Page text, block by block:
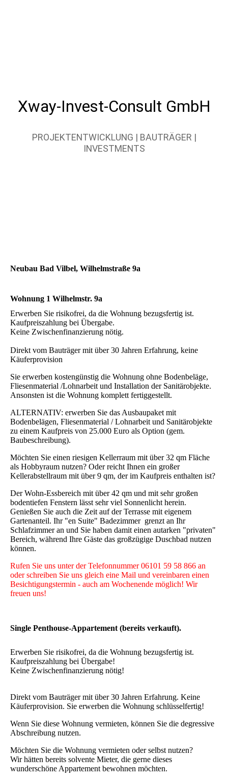
Xway-Invest-Consult GmbH
PROJEKTENTWICKLUNG | BAUTRÄGER |
INVESTMENTS
Neubau Bad Vilbel, Wilhelmstraße 9a
Wohnung 1 Wilhelmstr. 9a
Erwerben Sie risikofrei, da die Wohnung bezugsfertig ist.
Kaufpreiszahlung bei Übergabe.
Keine Zwischenfinanzierung nötig.
Direkt vom Bauträger mit über 30 Jahren Erfahrung, keine
Käuferprovision
Sie erwerben kostengünstig die Wohnung ohne Bodenbeläge,
Fliesenmaterial /Lohnarbeit und Installation der Sanitärobjekte.
Ansonsten ist die Wohnung komplett fertiggestellt.
ALTERNATIV: erwerben Sie das Ausbaupaket mit
Bodenbelägen, Fliesenmaterial / Lohnarbeit und Sanitärobjekte
zu einem Kaufpreis von 25.000 Euro als Option (gem.
Baubeschreibung).
Möchten Sie einen riesigen Kellerraum mit über 32 qm Fläche
als Hobbyraum nutzen? Oder reicht Ihnen ein großer
Kellerabstellraum mit über 9 qm, der im Kaufpreis enthalten ist?
Der Wohn-Essbereich mit über 42 qm und mit sehr großen
bodentiefen Fenstern lässt sehr viel Sonnenlicht herein.
Genießen Sie auch die Zeit auf der Terrasse mit eigenem
Gartenanteil. Ihr "en Suite" Badezimmer grenzt an Ihr
Schlafzimmer an und Sie haben damit einen autarken "privaten"
Bereich, während Ihre Gäste das großzügige Duschbad nutzen
können.
Rufen Sie uns unter der Telefonnummer 06101 59 58 866 an
oder schreiben Sie uns gleich eine Mail und vereinbaren einen
Besichtigungstermin - auch am Wochenende möglich! Wir
freuen uns!
Single Penthouse-Appartement (bereits verkauft).
Erwerben Sie risikofrei, da die Wohnung bezugsfertig ist.
Kaufpreiszahlung bei Übergabe!
Keine Zwischenfinanzierung nötig!
Direkt vom Bauträger mit über 30 Jahren Erfahrung. Keine
Käuferprovision. Sie erwerben die Wohnung schlüsselfertig!
Wenn Sie diese Wohnung vermieten, können Sie die degressive
Abschreibung nutzen.
Möchten Sie die Wohnung vermieten oder selbst nutzen?
Wir hätten bereits solvente Mieter, die gerne dieses
wunderschöne Appartement bewohnen möchten.